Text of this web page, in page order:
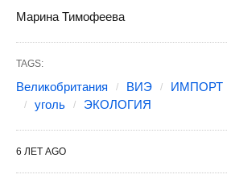
Марина Тимофеева
TAGS:
Великобритания ВИЭ ИМПОРТ
уголь
ЭКОЛОГИЯ
6 ЛЕТ AGO